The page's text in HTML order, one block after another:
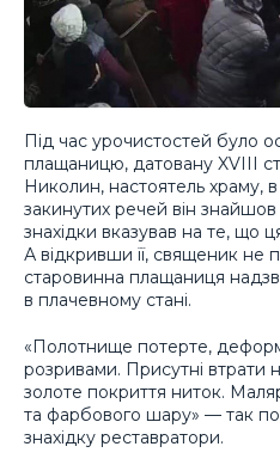
Під час урочистостей було
плащаницю, датовану XVIII
Николин, настоятель храму,
закинутих речей він
знахідки вказував на те, що
А відкривши її, священик не
старовинна плащаниця
в плачевному стані.
«Полотнище потерте,
розривами. Присутні втрати
золоте покриття ниток.
та фарбового шару» — так
знахідку реставратори.